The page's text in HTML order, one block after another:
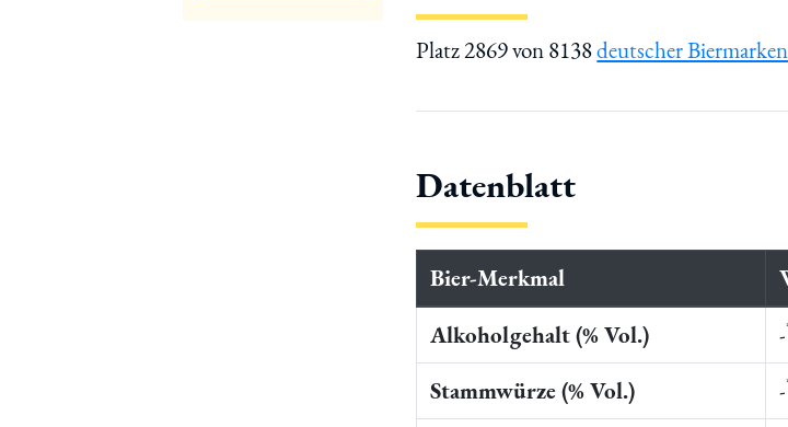
Platz 2869 von 8138deutscher Biermarken
Datenblatt
Bier-Merkmal
Alkoholgehalt (% Vol.)
-
Stammwürze (% Vol.) -